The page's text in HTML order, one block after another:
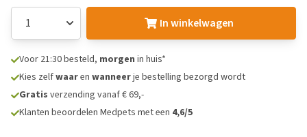
In winkelwagen
Voor 21:30 besteld, morgen in huis*
Kies zelfwaaren wanneerje bestelling bezorgd wordt
Gratis verzending vanaf € 69,-
Klanten beoordelen Medpets met een 4,6/5